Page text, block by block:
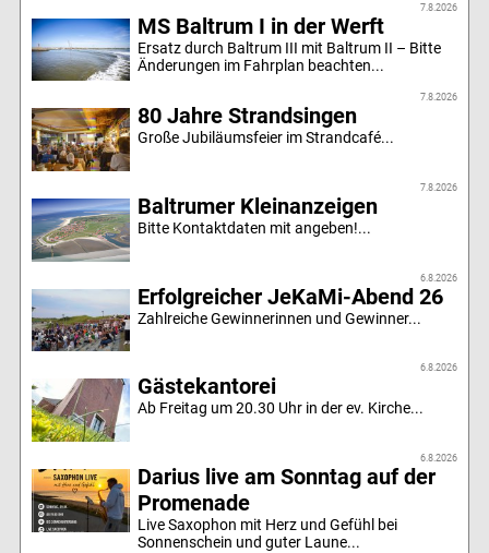
7.8.2026
MS Baltrum I in der Werft
Ersatz durch Baltrum III mit Baltrum II – Bitte
Änderungen im Fahrplan beachten...
7.8.2026
80 Jahre Strandsingen
Große Jubiläumsfeier im Strandcafé...
7.8.2026
Baltrumer Kleinanzeigen
Bitte Kontaktdaten mit angeben!...
6.8.2026
Erfolgreicher JeKaMi-Abend 26
Zahlreiche Gewinnerinnen und Gewinner...
6.8.2026
Gästekantorei
Ab Freitag um 20.30 Uhr in der ev. Kirche...
6.8.2026
Darius live am Sonntag auf der
Promenade
Live Saxophon mit Herz und Gefühl bei
Sonnenschein und guter Laune...